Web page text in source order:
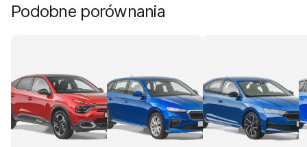
Podobne porównania